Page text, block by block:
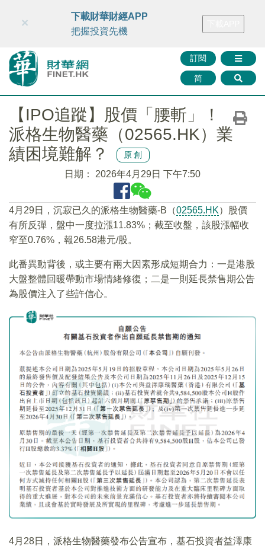
財華智庫網 FINTV FINMETA 財華證券 媒體矩陣
訂閱
简
×
下載財華財經APP
把握投資先機
【IPO追蹤】股價「腰斬」！
派格生物醫藥（02565.HK）業
績困境難解？
原創
日期： 2026年4月29日 下午7:50
4月29日，沉寂已久的派格生物醫藥-B（02565.HK）股價
有所反彈，盤中一度拉漲11.83%；截至收盤，該股漲幅收
窄至0.76%，報26.58港元/股。
此番異動背後，或主要有兩大因素形成短期合力：一是港股
大盤整體回暖帶動市場情緒修復；二是一則延長禁售期公告
為股價注入了些許信心。
4月28日，派格生物醫藥發布公告宣布，基石投資者益澤康